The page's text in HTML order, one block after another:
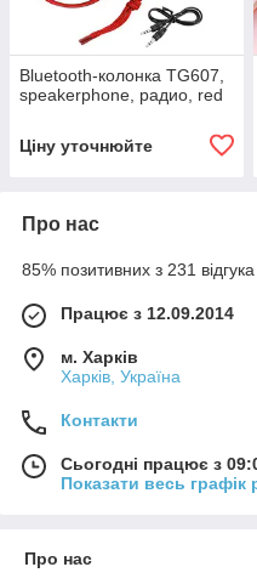
Bluetooth-колонка TG607,
speakerphone, радио, red
Ціну уточнюйте
Про нас
85% позитивних з 231 відгука
Працює з 12.09.2014
м. Харків
Харків, Україна
Контакти
Сьогодні працює з
Показати весь графік
Про нас